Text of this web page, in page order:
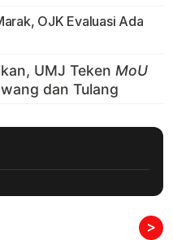
OJK Evaluasi Ada
>